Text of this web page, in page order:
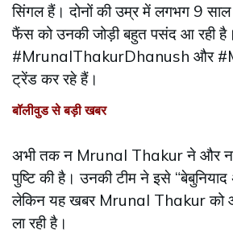
सिंगल हैं। दोनों की उम्र में लगभग 9
फैंस को उनकी जोड़ी बहुत पसंद आ रही
#MrunalThakurDhanush और
ट्रेंड कर रहे हैं।
बॉलीवुड से बड़ी खबर
अभी तक न Mrunal Thakur ने और न
पुष्टि की है। उनकी टीम ने इसे “बेबुनियाद
लेकिन यह खबर Mrunal Thakur को
ला रही है।